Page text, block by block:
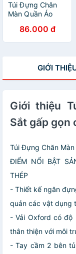
Túi Đựng Chăn
Màn Quần Áo
86.000 đ
GIỚI
Giới thiệu
Sắt gấp gọn
Túi Đựng Chăn
ĐIỂM NỔI BẬT
THÉP
- Thiết kế ngăn
quản các vật dụng
- Vải Oxford có độ
thân thiện với môi
- Tay cầm 2 bên